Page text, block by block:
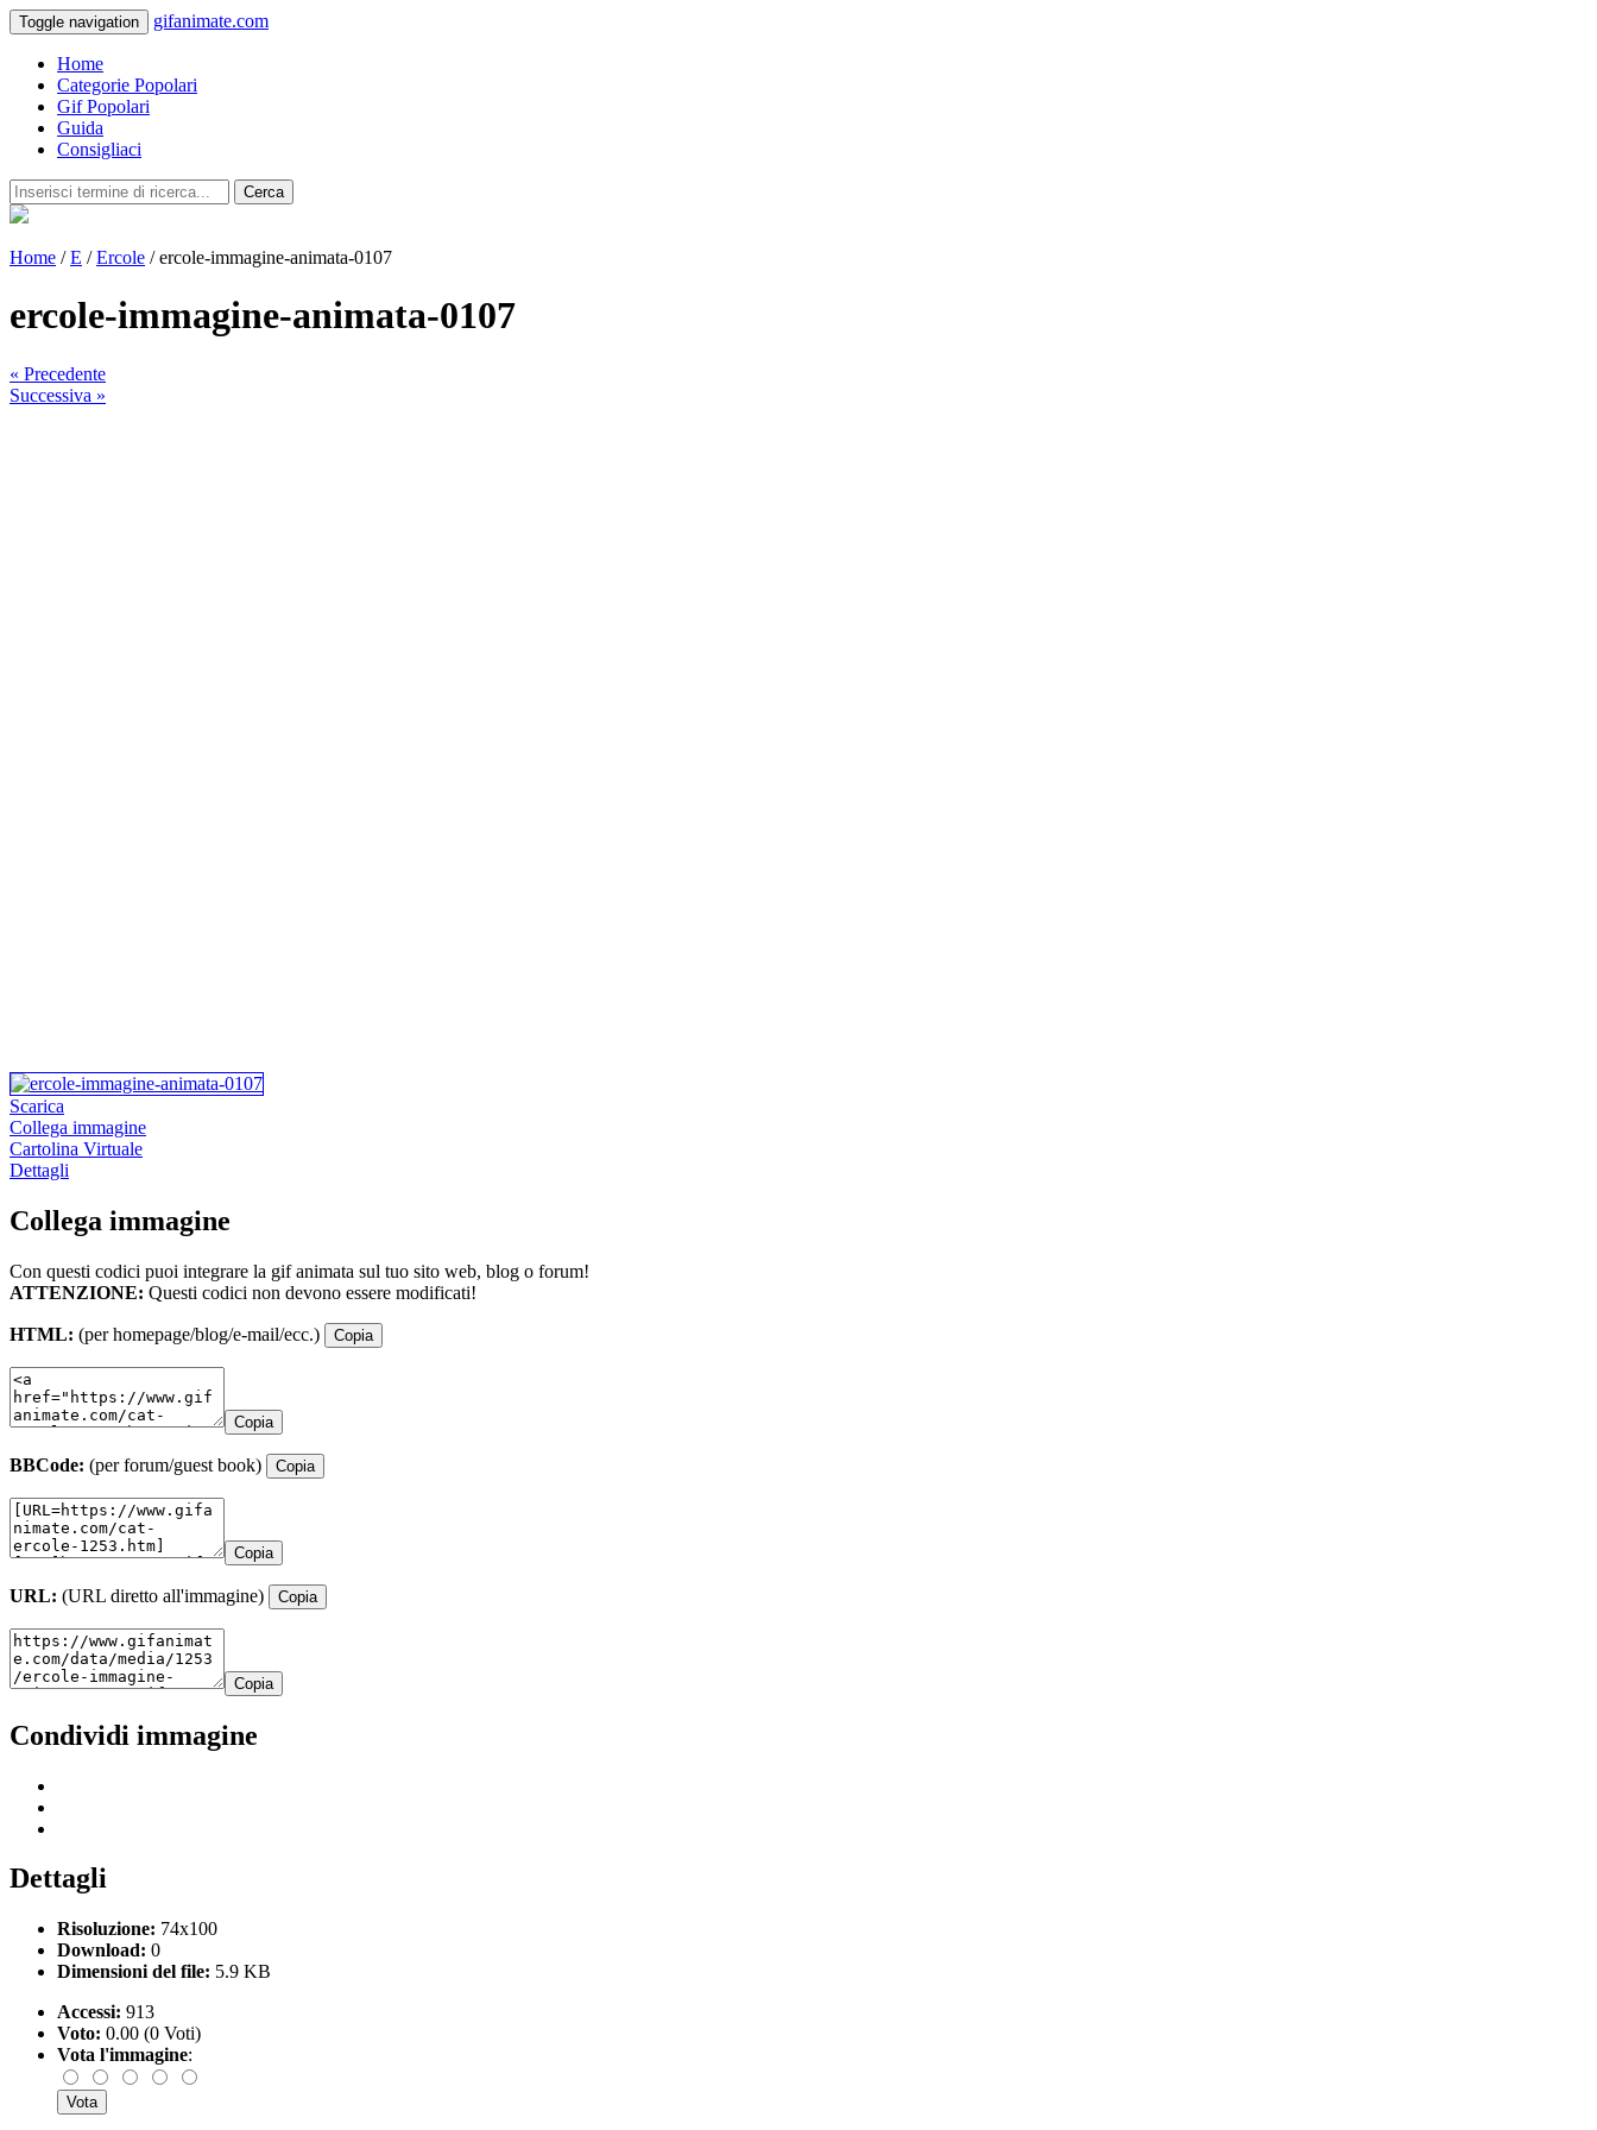
Toggle navigation gifanimate.com
Home
Categorie Popolari
Gif Popolari
Guida
Consigliaci
Cerca
Home /E /Ercole / ercole-immagine-animata-0107
ercole-immagine-animata-0107
« Precedente
Successiva »
Scarica
Collega immagine
Cartolina Virtuale
Dettagli
Collega immagine
Con questi codici puoi integrare la gif animata sul tuo sito web, blog o forum!
ATTENZIONE: Questi codici non devono essere modificati!
HTML: (per homepage/blog/e-mail/ecc.) Copia
Copia
BBCode: (per forum/guest book) Copia
Copia
URL: (URL diretto all'immagine) Copia
Copia
Condividi immagine
Dettagli
Risoluzione: 74x100
Download: 0
Dimensioni del file: 5.9 KB
Accessi: 913
Voto: 0.00 (0 Voti)
Vota l'immagine: